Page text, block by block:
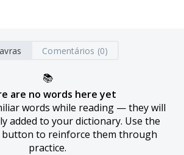
Comentários (0)
📚
are no words here yet
words while reading — they will
added to your dictionary. Use the
button to reinforce them through
practice.